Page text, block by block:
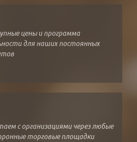
цены и программа
для наших постоянных
с организациями через любые
торговые площадки